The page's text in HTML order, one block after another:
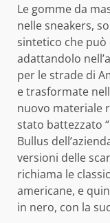
Le gomme da
nelle sneakers,
sintetico che
adattandolo
per le strade di
e trasformate
nuovo materiale
stato battezzato
Bullus
versioni delle
richiama le
americane, e
in nero, con la